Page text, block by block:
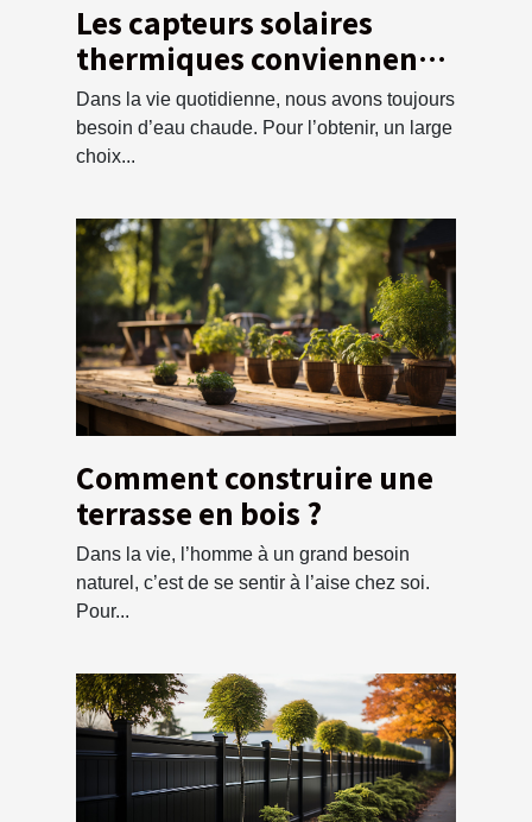
Les capteurs solaires
thermiques conviennent à
vos besoins ?
Dans la vie quotidienne, nous avons toujours
besoin d’eau chaude. Pour l’obtenir, un large
choix...
Comment construire une
terrasse en bois ?
Dans la vie, l’homme à un grand besoin
naturel, c’est de se sentir à l’aise chez soi.
Pour...